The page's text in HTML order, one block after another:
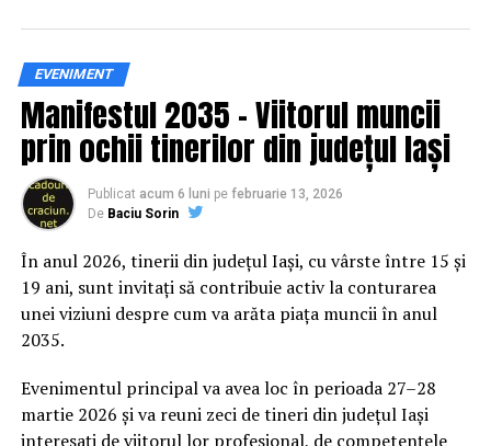
Siguranța rutieră, adusă mai
aproape de comunitate
Datele privind accidentele rutiere din România continuă
să evidențieze necesitatea unor inițiative de educație și
prevenție. În 2025, peste 3.000 de persoane au fost
rănite grav în accidente rutiere, iar mai mult de 1.300 și-
au pierdut viața pe șoselele din țară.
În acest context, campania „Condu Prudent! Alege
Viața!” își propune să transforme informația teoretică
într-o experiență directă, prin simulări și demonstrații
care îi ajută pe participanți să înțeleagă concret
impactul deciziilor luate în trafic.
EVENIMENT
Manifestul 2035 – Viitorul muncii
prin ochii tinerilor din județul Iași
Publicat acum 6 luni pe februarie 13, 2026
De Baciu Sorin
În anul 2026, tinerii din județul Iași, cu vârste între 15 și
19 ani, sunt invitați să contribuie activ la conturarea
unei viziuni despre cum va arăta piața muncii în anul
2035.
Evenimentul principal va avea loc în perioada 27–28
martie 2026 și va reuni zeci de tineri din județul Iași
interesați de viitorul lor profesional, de competențele